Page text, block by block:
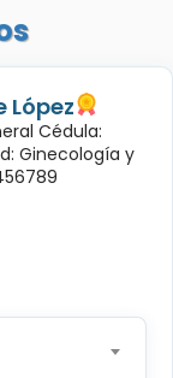
López
Cédula:
Ginecología y